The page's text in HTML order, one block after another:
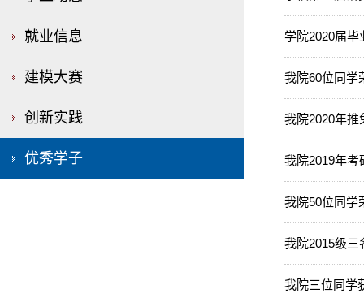
就业信息
建模大赛
创新实践
优秀学子
学院2020届毕
我院60位同学
我院2020年推
我院2019年考
我院50位同学
我院2015级三
我院三位同学